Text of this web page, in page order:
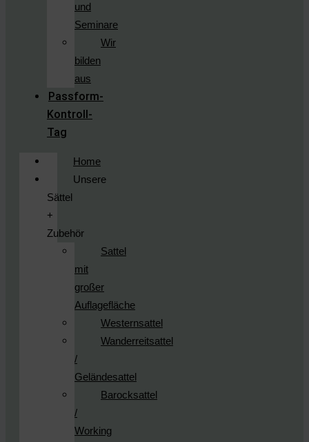
und
Seminare
Wir
bilden
aus
Passform-
Kontroll-
Tag
Home
Unsere
Sättel
+
Zubehör
Sattel
mit
großer
Auflagefläche
Westernsattel
Wanderreitsattel
/
Geländesattel
Barocksattel
/
Working